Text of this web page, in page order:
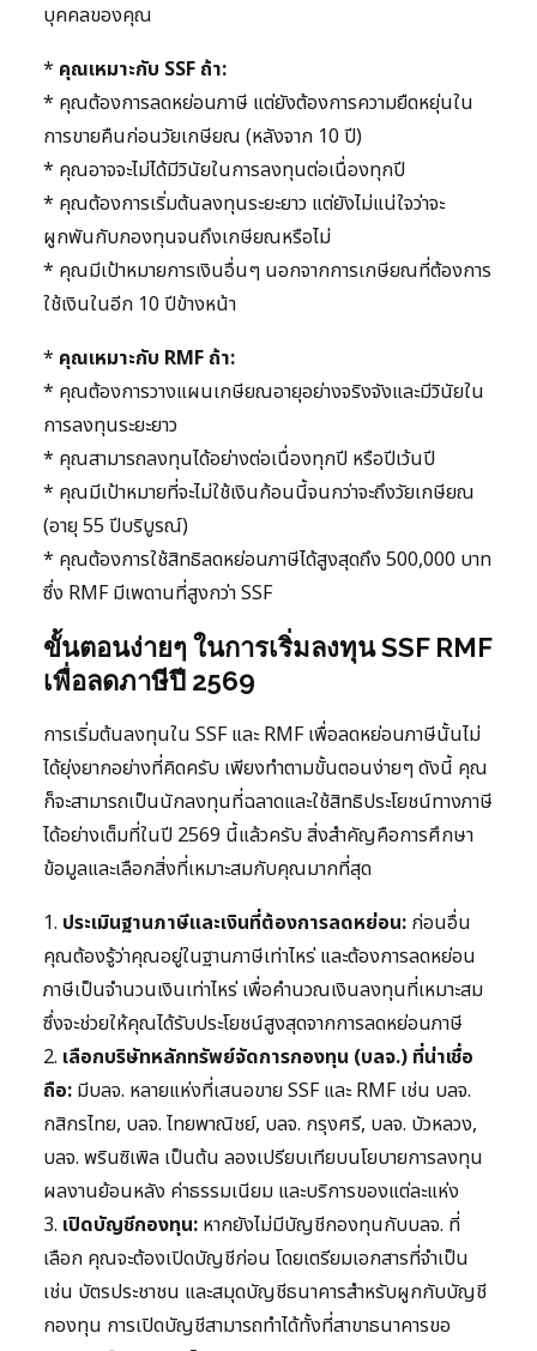
บุคคลของคุณ
* คุณเหมาะกับ SSF ถ้า:
* คุณต้องการลดหย่อนภาษี แต่ยังต้องการความยืดหยุ่นใน
การขายคืนก่อนวัยเกษียณ (หลังจาก 10 ปี)
* คุณอาจจะไม่ได้มีวินัยในการลงทุนต่อเนื่องทุกปี
* คุณต้องการเริ่มต้นลงทุนระยะยาว แต่ยังไม่แน่ใจว่าจะ
ผูกพันกับกองทุนจนถึงเกษียณหรือไม่
* คุณมีเป้าหมายการเงินอื่นๆ นอกจากการเกษียณที่ต้องการ
ใช้เงินในอีก 10 ปีข้างหน้า
* คุณเหมาะกับ RMF ถ้า:
* คุณต้องการวางแผนเกษียณอายุอย่างจริงจังและมีวินัยใน
การลงทุนระยะยาว
* คุณสามารถลงทุนได้อย่างต่อเนื่องทุกปี หรือปีเว้นปี
* คุณมีเป้าหมายที่จะไม่ใช้เงินก้อนนี้จนกว่าจะถึงวัยเกษียณ
(อายุ 55 ปีบริบูรณ์)
* คุณต้องการใช้สิทธิลดหย่อนภาษีได้สูงสุดถึง 500,000 บาท
ซึ่ง RMF มีเพดานที่สูงกว่า SSF
ขั้นตอนง่ายๆ ในการเริ่มลงทุน SSF RMF
เพื่อลดภาษีปี 2569
การเริ่มต้นลงทุนใน SSF และ RMF เพื่อลดหย่อนภาษีนั้นไม่
ได้ยุ่งยากอย่างที่คิดครับ เพียงทำตามขั้นตอนง่ายๆ ดังนี้ คุณ
ก็จะสามารถเป็นนักลงทุนที่ฉลาดและใช้สิทธิประโยชน์ทางภาษี
ได้อย่างเต็มที่ในปี 2569 นี้แล้วครับ สิ่งสำคัญคือการศึกษา
ข้อมูลและเลือกสิ่งที่เหมาะสมกับคุณมากที่สุด
1. ประเมินฐานภาษีและเงินที่ต้องการลดหย่อน: ก่อนอื่น
คุณต้องรู้ว่าคุณอยู่ในฐานภาษีเท่าไหร่ และต้องการลดหย่อน
ภาษีเป็นจำนวนเงินเท่าไหร่ เพื่อคำนวณเงินลงทุนที่เหมาะสม
ซึ่งจะช่วยให้คุณได้รับประโยชน์สูงสุดจากการลดหย่อนภาษี
2. เลือกบริษัทหลักทรัพย์จัดการกองทุน (บลจ.) ที่น่าเชื่อ
ถือ: มีบลจ. หลายแห่งที่เสนอขาย SSF และ RMF เช่น บลจ.
กสิกรไทย, บลจ. ไทยพาณิชย์, บลจ. กรุงศรี, บลจ. บัวหลวง,
บลจ. พรินซิเพิล เป็นต้น ลองเปรียบเทียบนโยบายการลงทุน
ผลงานย้อนหลัง ค่าธรรมเนียม และบริการของแต่ละแห่ง
3. เปิดบัญชีกองทุน: หากยังไม่มีบัญชีกองทุนกับบลจ. ที่
เลือก คุณจะต้องเปิดบัญชีก่อน โดยเตรียมเอกสารที่จำเป็น
เช่น บัตรประชาชน และสมุดบัญชีธนาคารสำหรับผูกกับบัญชี
กองทุน การเปิดบัญชีสามารถทำได้ทั้งที่สาขาธนาคารขอ